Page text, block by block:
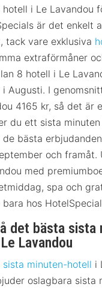
i Le Lavandou
är det enkelt
tack vare exklusiva
extraförmåner
8 hotell i Le
Augusti. I
4165 kr, så det är
du ett sista
de bästa
och framåt.
med
spa och
hos
det bästa sista
Lavandou
sista minuten-hotell i
oslagbara sista